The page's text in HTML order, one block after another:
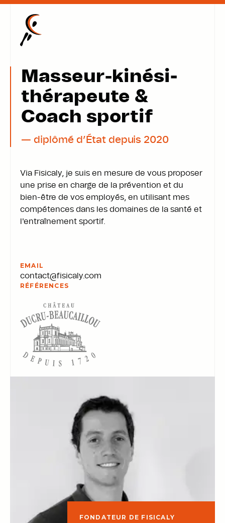
Masseur-kinési­
thérapeute &
Coach sportif
— diplômé d’État depuis 2020
Via Fisicaly, je suis en mesure de vous proposer
une prise en charge de la prévention et du
bien-être de vos employés, en utilisant mes
compétences dans les domaines de la santé et
l'entraînement sportif.
EMAIL
contact@fisicaly.com
RÉFÉRENCES
FONDATEUR DE FISICALY